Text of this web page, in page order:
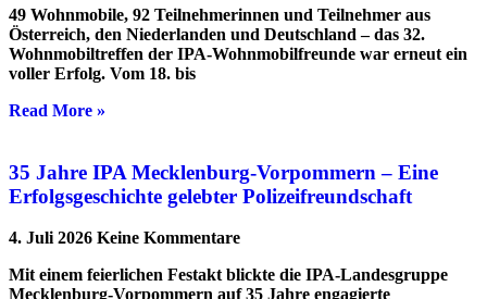
49 Wohnmobile, 92 Teilnehmerinnen und Teilnehmer aus
Österreich, den Niederlanden und Deutschland – das 32.
Wohnmobiltreffen der IPA-Wohnmobilfreunde war erneut ein
voller Erfolg. Vom 18. bis
Read More »
35 Jahre IPA Mecklenburg-Vorpommern – Eine
Erfolgsgeschichte gelebter Polizeifreundschaft
4. Juli 2026 Keine Kommentare
Mit einem feierlichen Festakt blickte die IPA-Landesgruppe
Mecklenburg-Vorpommern auf 35 Jahre engagierte